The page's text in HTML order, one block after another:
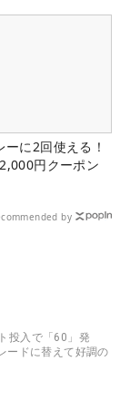
に2回使える！
円クーポン
by
投入で「60」発
ードに替えて好調の